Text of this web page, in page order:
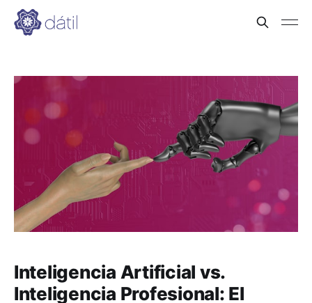
Inteligencia Artificial vs.
Inteligencia Profesional: El